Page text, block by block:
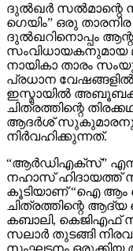
ദുൽഖർ സൽമാന്റെ
ഗെയിം” ഒരു
ദുൽഖറിനൊപ്പം
സംവിധായകനുമായ
നായികാ താരം
പ്രധാന
ഇസ്മായിൽ
ചിത്രത്തിന്റെ
ആദർശ്
നിർവഹിക്കുന്നത്.
“ആർഡിഎക്സ്” എന്ന
നഹാസ് ഹിദായത്ത്
കൂടിയാണ് “ഐ ആം
ചിത്രത്തിന്റെ
കബാലി, കെജിഎഫ്
സലാർ തുടങ്ങി
സംഘട്ടനം ഒരുക്കിയ